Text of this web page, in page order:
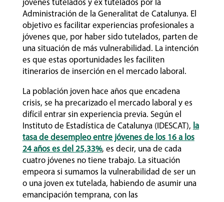
jóvenes tutelados y ex tutelados por la
Administración de la Generalitat de Catalunya. El
objetivo es facilitar experiencias profesionales a
jóvenes que, por haber sido tutelados, parten de
una situación de más vulnerabilidad. La intención
es que estas oportunidades les faciliten
itinerarios de inserción en el mercado laboral.
La población joven hace años que encadena
crisis, se ha precarizado el mercado laboral y es
difícil entrar sin experiencia previa. Según el
Instituto de Estadística de Catalunya (IDESCAT), la
tasa de desempleo entre jóvenes de los 16 a los
24 años es del 25,33%, es decir, una de cada
cuatro jóvenes no tiene trabajo. La situación
empeora si sumamos la vulnerabilidad de ser un
o una joven ex tutelada, habiendo de asumir una
emancipación temprana, con las